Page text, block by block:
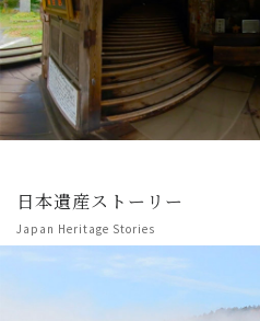
日本遺産ストーリー
Japan Heritage Stories